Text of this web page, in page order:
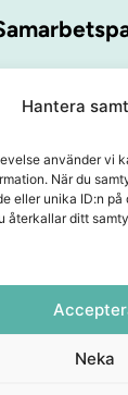
Hantera
använder vi
När du
eller unika ID:n
återkallar ditt
Neka